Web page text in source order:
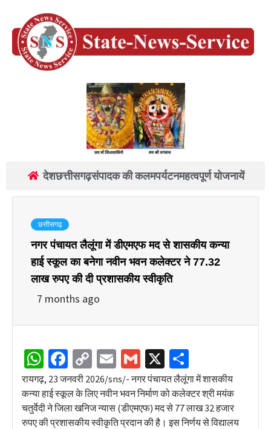
देशछत्तीसगढ़संपादक की कलमपर्यटनमहत्वपूर्ण योजनायें
छत्तीसगढ़
नगर पंचायत लैलूंगा में डीएमएफ मद से शासकीय कन्या
हाई स्कूल का बनेगा नवीन भवन कलेक्टर ने 77.32
लाख रुपए की दी प्रशासकीय स्वीकृति
7 months ago
WhatsApp
Facebook
Copy
Link
EmailGmail
X
रायगढ़, 23 जनवरी 2026/sns/- नगर पंचायत लैलूंगा में शासकीय
कन्या हाई स्कूल के लिए नवीन भवन निर्माण को कलेक्टर श्री मयंक
चतुर्वेदी ने जिला खनिज न्यास (डीएमएफ) मद से 77 लाख 32 हजार
रुपए की प्रशासकीय स्वीकृति प्रदान की है। इस निर्णय से विद्यालय